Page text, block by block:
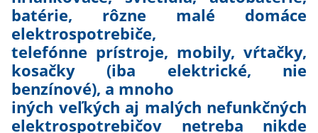
batérie, rôzne malé domáce
elektrospotrebiče,
telefónne prístroje, mobily, vŕtačky,
kosačky (iba elektrické, nie
benzínové), a mnoho
iných veľkých aj malých nefunkčných
elektrospotrebičov netreba nikde